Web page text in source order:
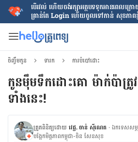
បើរវល់ ហើយចង់​រក្សាអត្ថបទទុកអានពេលក្រ
គ្រាន់តែ​ Login ហើយចូលទៅកាន់ សុខភាពខ្
ចិញ្ចឹមកូន ទារក ការបំបៅដោះ
កូនម៉ឹមទឹកដោះគោ ម៉ាក់ប៉ាត្
ទាំងនេះ!
ត្រួតពិនិត្យដោយ វេជ្ជ. ចាន់ ស៊ីណេត ·ឯកទេសសម្
បង្អែកមិត្តភាពកម្ពុជា-ចិន សែនសុខ